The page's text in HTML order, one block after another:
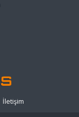
İletişim